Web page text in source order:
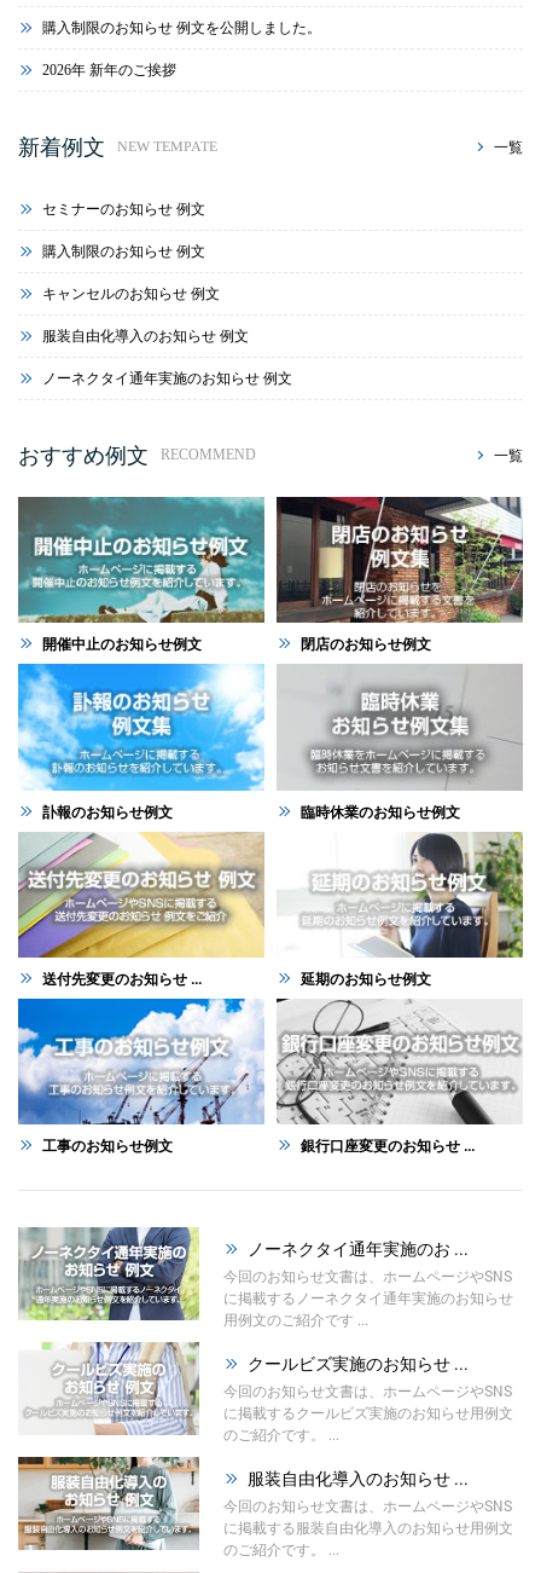
購入制限のお知らせ 例文を公開しました。
2026年 新年のご挨拶
新着例文 NEW TEMPATE 一覧
セミナーのお知らせ 例文
購入制限のお知らせ 例文
キャンセルのお知らせ 例文
服装自由化導入のお知らせ 例文
ノーネクタイ通年実施のお知らせ 例文
おすすめ例文 RECOMMEND 一覧
開催中止のお知らせ例文 閉店のお知らせ例文
訃報のお知らせ例文 臨時休業のお知らせ例文
送付先変更のお知らせ ... 延期のお知らせ例文
工事のお知らせ例文 銀行口座変更のお知らせ ...
ノーネクタイ通年実施のお ...
今回のお知らせ文書は、ホームページやSNS
に掲載するノーネクタイ通年実施のお知らせ
用例文のご紹介です ...
クールビズ実施のお知らせ ...
今回のお知らせ文書は、ホームページやSNS
に掲載するクールビズ実施のお知らせ用例文
のご紹介です。 ...
服装自由化導入のお知らせ ...
今回のお知らせ文書は、ホームページやSNS
に掲載する服装自由化導入のお知らせ用例文
のご紹介です。 ...